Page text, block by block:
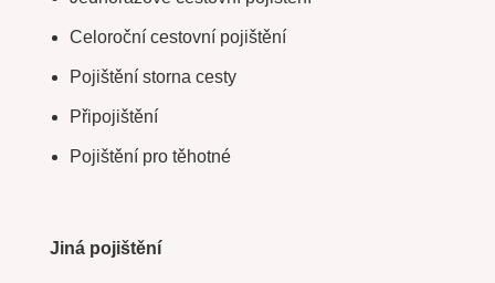
Celoroční cestovní pojištění
Pojištění storna cesty
Připojištění
Pojištění pro těhotné
Jiná pojištění